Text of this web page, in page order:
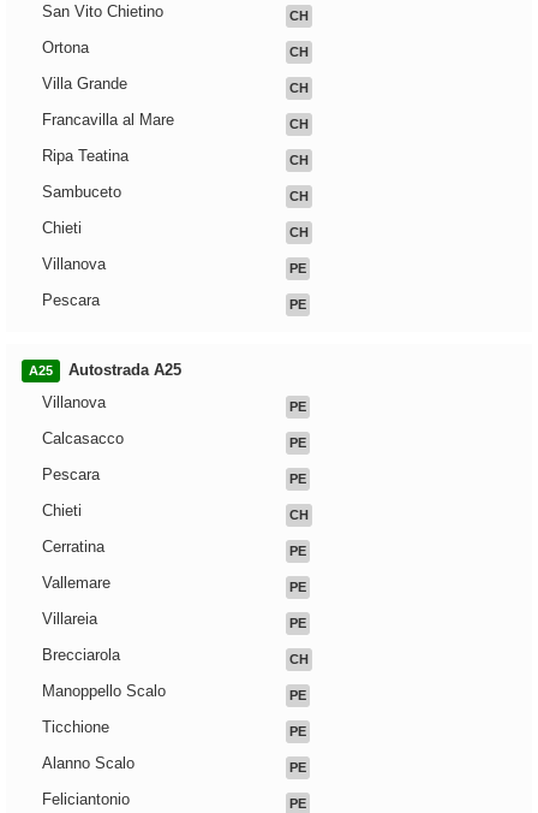
San Vito Chietino CH
Ortona CH
Villa Grande CH
Francavilla al Mare CH
Ripa Teatina CH
Sambuceto CH
Chieti CH
Villanova PE
Pescara PE
A25
Autostrada A25
Villanova
PE
Calcasacco PE
Pescara PE
Chieti CH
Cerratina PE
Vallemare PE
Villareia PE
Brecciarola CH
Manoppello Scalo PE
Ticchione PE
Alanno Scalo PE
Feliciantonio PE